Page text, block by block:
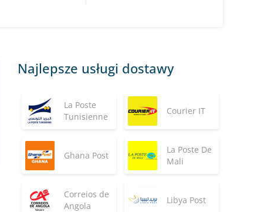
Najlepsze usługi dostawy
La Poste
Tunisienne
Courier IT
Ghana Post
La Poste De
Mali
Correios de
Angola
Libya Post